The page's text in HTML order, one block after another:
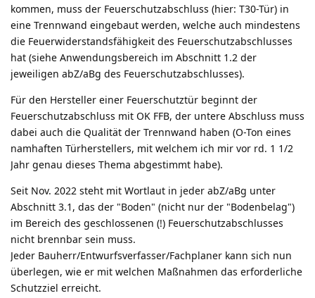
kommen, muss der Feuerschutzabschluss (hier: T30-Tür) in
eine Trennwand eingebaut werden, welche auch mindestens
die Feuerwiderstandsfähigkeit des Feuerschutzabschlusses
hat (siehe Anwendungsbereich im Abschnitt 1.2 der
jeweiligen abZ/aBg des Feuerschutzabschlusses).
Für den Hersteller einer Feuerschutztür beginnt der
Feuerschutzabschluss mit OK FFB, der untere Abschluss muss
dabei auch die Qualität der Trennwand haben (O-Ton eines
namhaften Türherstellers, mit welchem ich mir vor rd. 1 1/2
Jahr genau dieses Thema abgestimmt habe).
Seit Nov. 2022 steht mit Wortlaut in jeder abZ/aBg unter
Abschnitt 3.1, das der "Boden" (nicht nur der "Bodenbelag")
im Bereich des geschlossenen (!) Feuerschutzabschlusses
nicht brennbar sein muss.
Jeder Bauherr/Entwurfsverfasser/Fachplaner kann sich nun
überlegen, wie er mit welchen Maßnahmen das erforderliche
Schutzziel erreicht.